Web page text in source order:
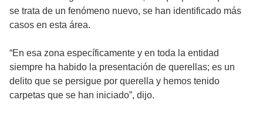
se trata de un fenómeno nuevo, se han identificado más
casos en esta área.
“En esa zona específicamente y en toda la entidad
siempre ha habido la presentación de querellas; es un
delito que se persigue por querella y hemos tenido
carpetas que se han iniciado”, dijo.